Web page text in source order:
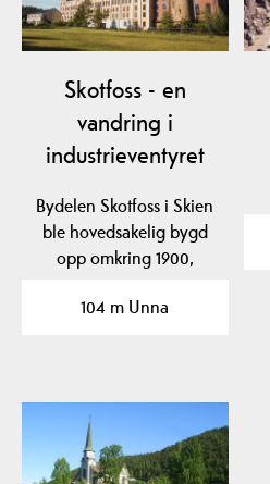
Skotfoss - en
vandring i
industrieventyret
Bydelen Skotfoss ​​​​​​i Skien
ble hovedsakelig bygd
opp omkring 1900,
104 m Unna